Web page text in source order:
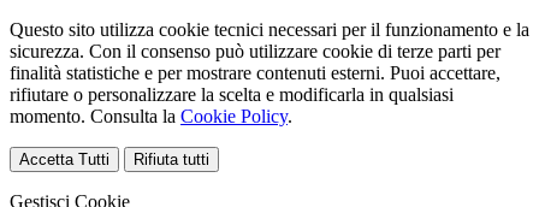
Questo sito utilizza cookie tecnici necessari per il funzionamento e la
sicurezza. Con il consenso può utilizzare cookie di terze parti per
finalità statistiche e per mostrare contenuti esterni. Puoi accettare,
rifiutare o personalizzare la scelta e modificarla in qualsiasi
momento. Consulta la Cookie Policy.
Accetta Tutti Rifiuta tutti
Gestisci Cookie